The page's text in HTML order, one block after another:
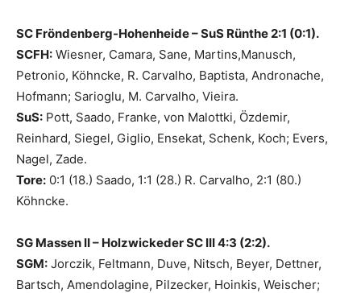
SC Fröndenberg-Hohenheide – SuS Rünthe 2:1 (0:1).
SCFH: Wiesner, Camara, Sane, Martins,Manusch,
Petronio, Köhncke, R. Carvalho, Baptista, Andronache,
Hofmann; Sarioglu, M. Carvalho, Vieira.
SuS: Pott, Saado, Franke, von Malottki, Özdemir,
Reinhard, Siegel, Giglio, Ensekat, Schenk, Koch; Evers,
Nagel, Zade.
Tore: 0:1 (18.) Saado, 1:1 (28.) R. Carvalho, 2:1 (80.)
Köhncke.
SG Massen II – Holzwickeder SC III 4:3 (2:2).
SGM: Jorczik, Feltmann, Duve, Nitsch, Beyer, Dettner,
Bartsch, Amendolagine, Pilzecker, Hoinkis, Weischer;